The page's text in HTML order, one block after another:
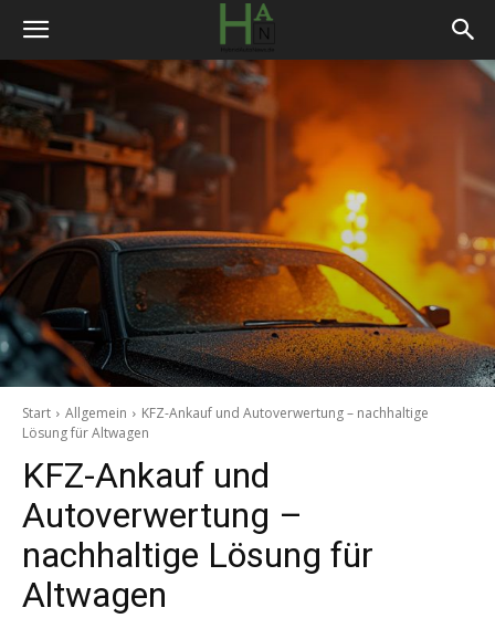
Start Allgemein
KFZ-Ankauf und Autoverwertung – nachhaltige
Lösung für Altwagen
KFZ-Ankauf und
Autoverwertung –
nachhaltige Lösung für
Altwagen